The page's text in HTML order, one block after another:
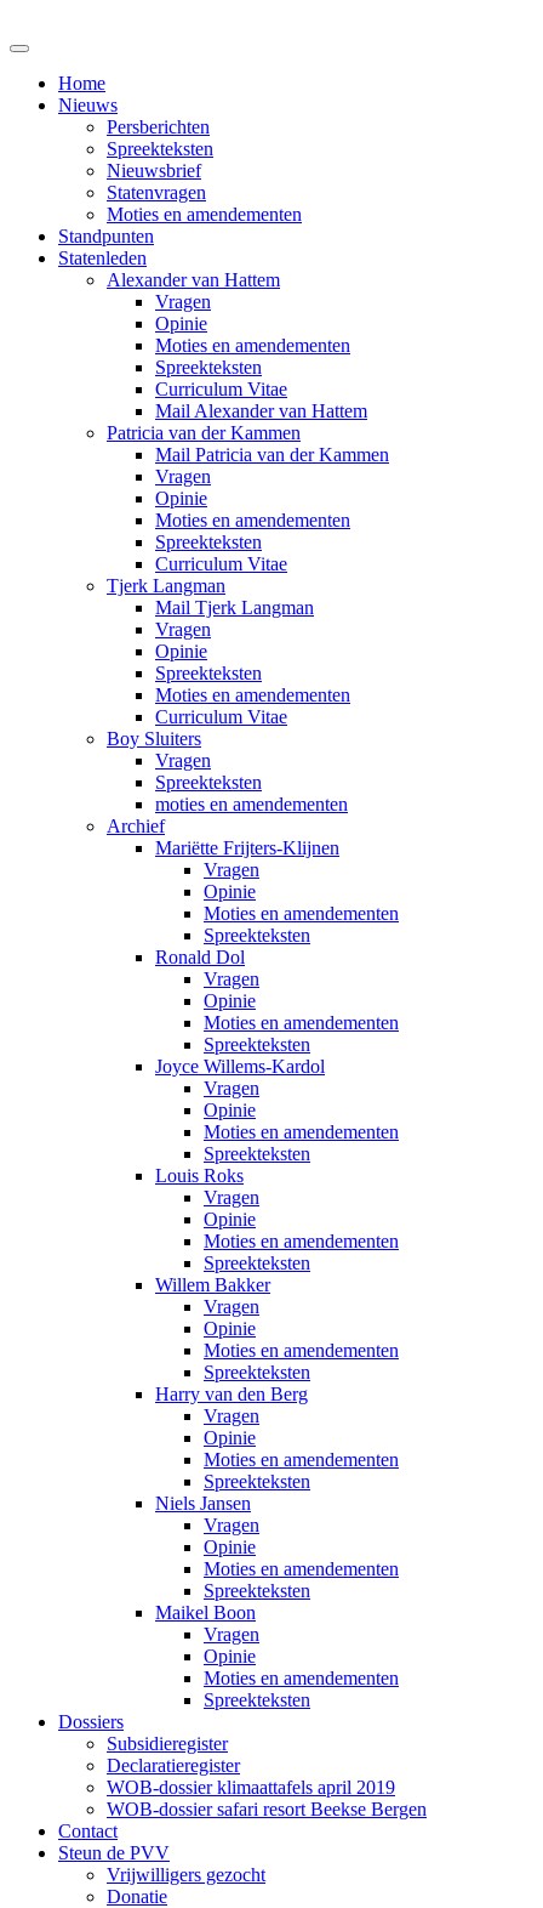
Home
Nieuws
Persberichten
Spreekteksten
Nieuwsbrief
Statenvragen
Moties en amendementen
Standpunten
Statenleden
Alexander van Hattem
Vragen
Opinie
Moties en amendementen
Spreekteksten
Curriculum Vitae
Mail Alexander van Hattem
Patricia van der Kammen
Mail Patricia van der Kammen
Vragen
Opinie
Moties en amendementen
Spreekteksten
Curriculum Vitae
Tjerk Langman
Mail Tjerk Langman
Vragen
Opinie
Spreekteksten
Moties en amendementen
Curriculum Vitae
Boy Sluiters
Vragen
Spreekteksten
moties en amendementen
Archief
Mariëtte Frijters-Klijnen
Vragen
Opinie
Moties en amendementen
Spreekteksten
Ronald Dol
Vragen
Opinie
Moties en amendementen
Spreekteksten
Joyce Willems-Kardol
Vragen
Opinie
Moties en amendementen
Spreekteksten
Louis Roks
Vragen
Opinie
Moties en amendementen
Spreekteksten
Willem Bakker
Vragen
Opinie
Moties en amendementen
Spreekteksten
Harry van den Berg
Vragen
Opinie
Moties en amendementen
Spreekteksten
Niels Jansen
Vragen
Opinie
Moties en amendementen
Spreekteksten
Maikel Boon
Vragen
Opinie
Moties en amendementen
Spreekteksten
Dossiers
Subsidieregister
Declaratieregister
WOB-dossier klimaattafels april 2019
WOB-dossier safari resort Beekse Bergen
Contact
Steun de PVV
Vrijwilligers gezocht
Donatie